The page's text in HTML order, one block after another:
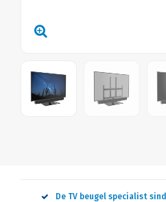
De TV beugel specialist